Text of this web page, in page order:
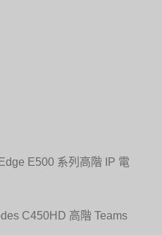
E500 系列高階 IP 電
C450HD 高階 Teams